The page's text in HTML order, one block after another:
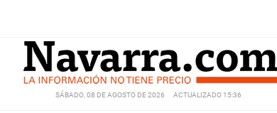
SÁBADO, 08 DE AGOSTO DE 2026 ACTUALIZADO 15:36